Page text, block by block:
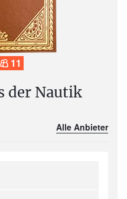
11
der Nautik
Alle Anbieter